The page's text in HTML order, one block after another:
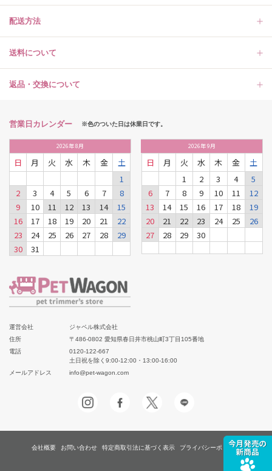
配送方法
送料について
返品・交換について
営業日カレンダー ※色のついた日は休業日です。
2026年8月
日 月 火 水 木 金
土
1
2
3 4 5 6 7
8
9
10 11 12 13 14
15
16
17 18 19 20 21
22
23
24 25 26 27 28
29
30
31
2026年9月
日 月 火 水 木 金
土
1
2 3 4
5
6
7 8 9 10 11
12
13
14 15 16 17 18
19
20
21 22 23 24 25
26
27
28 29 30
運営会社
ジャペル株式会社
住所
〒486-0802 愛知県春日井市桃山町3丁目105番地
電話
0120-122-667
土日祝を除く9:00-12:00・13:00-16:00
メールアドレス
info@pet-wagon.com
会社概要 お問い合わせ 特定商取引法に基づく表示 プライバシーポリシー